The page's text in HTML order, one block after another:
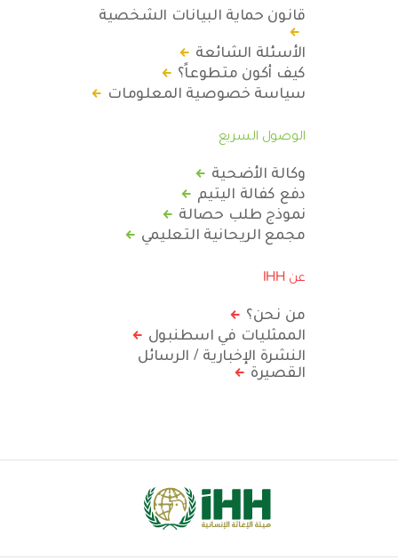
قانون حماية البيانات الشخصية
الأسئلة الشائعة
كيف أكون متطوعاً؟
سياسة خصوصية المعلومات
الوصول السريع
وكالة الأضحية
دفع كفالة اليتيم
نموذج طلب حصالة
مجمع الريحانية التعليمي
عن IHH
من نحن؟
الممثليات في اسطنبول
النشرة الإخبارية / الرسائل
القصيرة